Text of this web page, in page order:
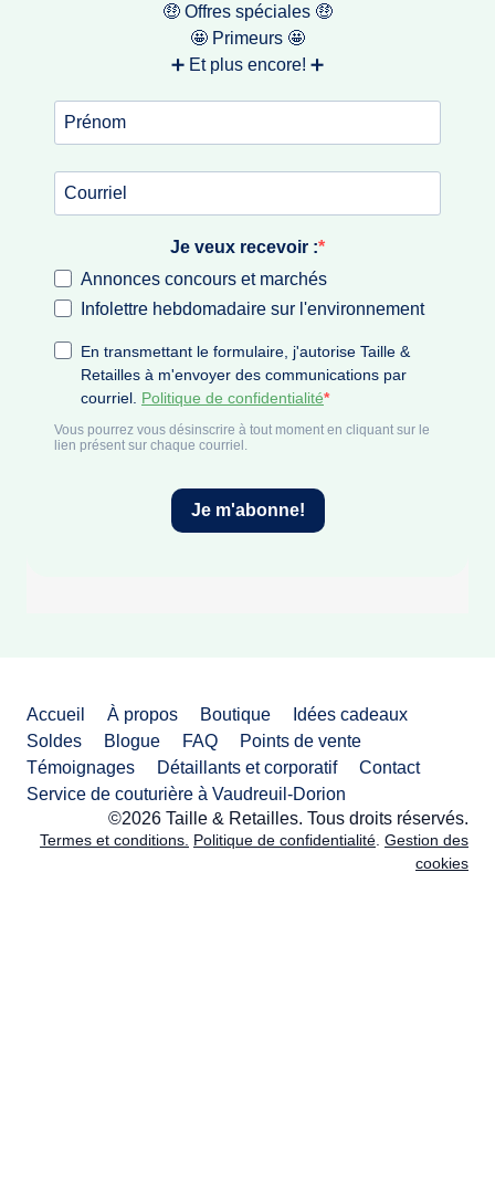
Accueil À propos Boutique
Idées cadeaux
Soldes
Blogue FAQ
Points de vente
Témoignages
Détaillants et corporatif
Contact
Service de couturière à Vaudreuil-Dorion
©2026 Taille & Retailles. Tous droits réservés.
Termes et conditions. Politique de confidentialité Gestion des
cookies